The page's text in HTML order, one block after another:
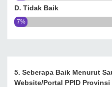
D. Tidak Baik
7%
5. Seberapa Baik Menurut
Website/portal PPID